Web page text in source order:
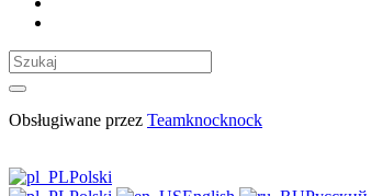
Obsługiwane przez Teamknocknock
Polski